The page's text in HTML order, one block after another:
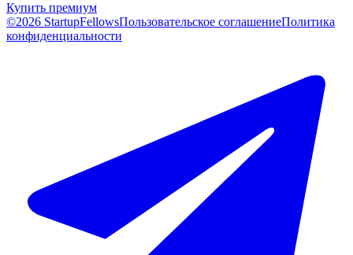
Купить премиум
©2026 StartupFellowsПользовательское соглашениеПолитика
конфиденциальности